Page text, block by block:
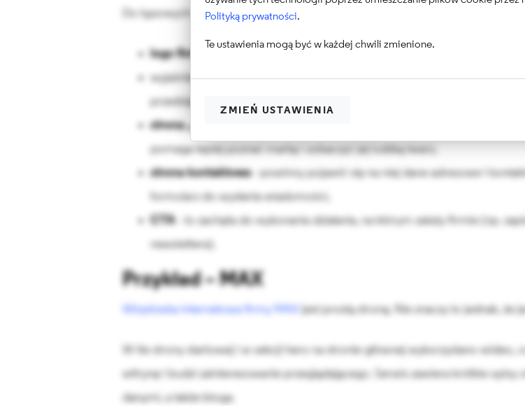
Do typowych elementów wizytówki można zaliczyć:
logo firmy
- umożliwia klientowi identyfikację strony konkretnej firmy,
wyjaśnienie oferty - zwięzłe przedstawienie tego, co może zrobić dla
przedsiębiorstwo,
strona „o nas”
pomaga lepiej poznać markę i zobaczyć jej ludzką twarz,
strona kontaktowa- powinny pojawić się na niej dane adresowe i
formularz do wysłania wiadomości,
CTA - to zachęta do wykonania działania, na którym zależy firmie (np.
newslettera).
Przykład – MAX
Wizytówka internetowa firmy MAX jest prostą stroną. Nie znaczy to jednak, że
W tle strony startowej i w sekcji hero na stronie głównej wykorzystano wideo,
witrynę i budzi zainteresowanie przeglądającego. Serwis zawiera krótkie opisy
danymi, a także bloga.
Polityką prywatności.
Te ustawienia mogą być w każdej chwili zmienione.
ZMIEŃ USTAWIENIA